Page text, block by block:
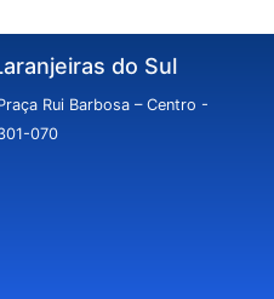
do Sul
Rui Barbosa – Centro -
070